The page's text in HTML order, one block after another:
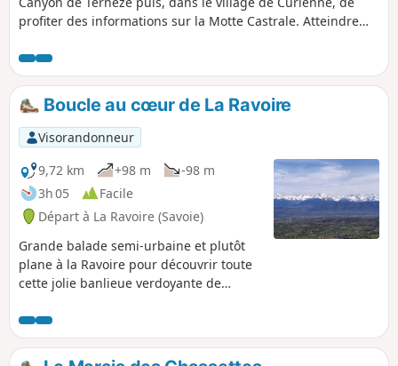
profiter des informations sur la Motte Castrale. Atteindre
360°, pour le retour passer par la Stèle des Résistants.
Boucle au cœur de La Ravoire
Visorandonneur
9,72 km
+98 m
-98 m
3h 05
Facile
Départ à La Ravoire (Savoie)
Grande balade semi-urbaine et plutôt
plane à la Ravoire pour découvrir toute
cette jolie banlieue verdoyante de
faire un petit tour à la fois citadin et
vert. Cette promenade permet de
découvrir le centre-bourg Valmar,